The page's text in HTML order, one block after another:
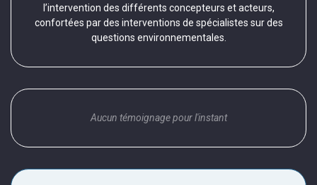
l’intervention des différents concepteurs et acteurs,
confortées par des interventions de spécialistes sur des
questions environnementales.
Aucun témoignage pour l'instant